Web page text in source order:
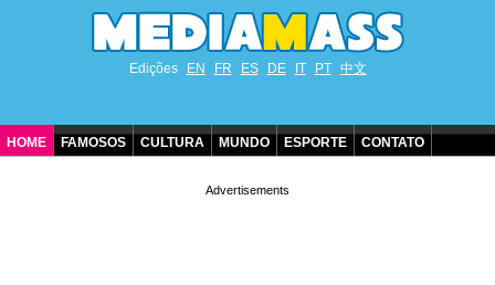
Edições EN FR ES DE IT PT 中文
HOME FAMOSOS CULTURA MUNDO ESPORTE CONTATO